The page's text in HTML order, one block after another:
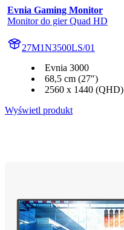
Evnia Gaming Monitor
Monitor do gier Quad HD
27M1N3500LS/01
Evnia 3000
68,5 cm (27″)
2560 x 1440 (QHD)
Wyświetl produkt